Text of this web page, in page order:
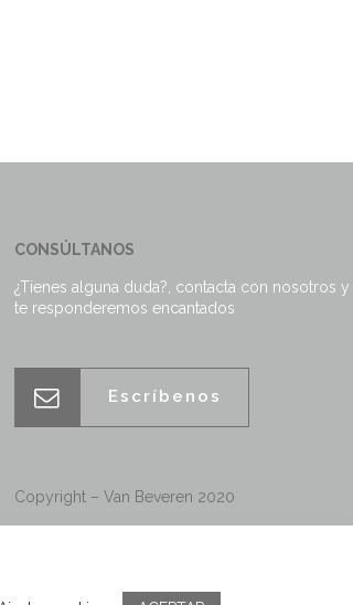
CONSÚLTANOS
¿Tienes alguna duda?, contacta con nosotros y
te responderemos encantados
Escríbenos
Copyright – Van Beveren 2020